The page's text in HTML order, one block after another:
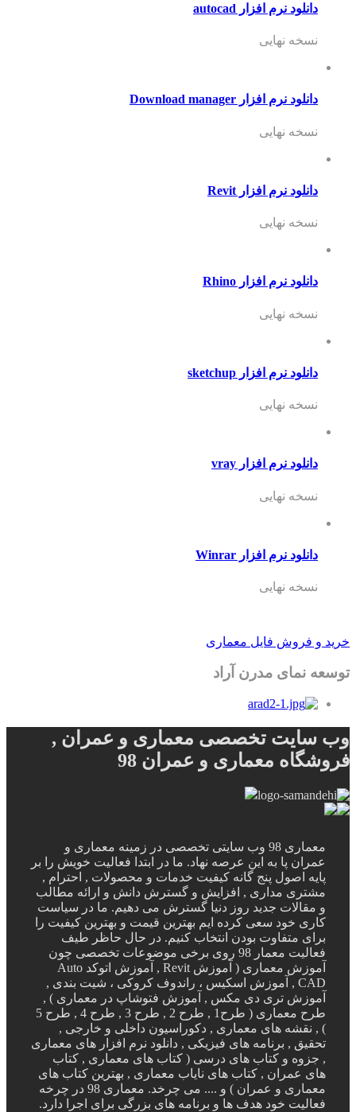
دانلود نرم افزار autocad
نسخه نهایی
دانلود نرم افزار Download manager
نسخه نهایی
دانلود نرم افزار Revit
نسخه نهایی
دانلود نرم افزار Rhino
نسخه نهایی
دانلود نرم افزار sketchup
نسخه نهایی
دانلود نرم افزار vray
نسخه نهایی
دانلود نرم افزار Winrar
نسخه نهایی
خرید و فروش فایل معماری
توسعه نمای مدرن آراد
وب سایت تخصصی معماری و عمران ,
فروشگاه معماری و عمران 98
معماری 98 وب سایتی تخصصی در زمینه معماری و
عمران پا به این عرصه نهاد. ما در ابتدا فعالیت خویش را بر
پایه اصول پنج گانه کیفیت خدمات و محصولات , احترام ,
مشتری مداری , افزایش و گسترش دانش و ارائه مطالب
و مقالات جدید روز دنیا گسترش می دهیم. ما در سیاست
کاری خود سعی کرده ایم بهترین قیمت و بهترین کیفیت را
برای متفاوت بودن انتخاب کنیم. در حال حاظر طیف
فعالیت معمار 98 روی برخی موضوعات تخصصی چون
آموزش معماری ( آموزش Revit , آموزش اتوکد Auto
CAD , آموزش اسکیس ، راندوف کروکی ، شیت بندی ,
آموزش تری دی مکس , آموزش فتوشاپ در معماری ) ,
طرح معماری ( طرح1 , طرح 2 , طرح 3 , طرح 4 , طرح 5
) , نقشه های معماری , دکوراسیون داخلی و خارجی ,
تحقیق , برنامه های فیزیکی , دانلود نرم افزار های معماری
, جزوه و کتاب های درسی ( کتاب های معماری , کتاب
های عمران , کتاب های نایاب معماری , بهترین کتاب های
معماری و عمران ) و .... می چرخد. معماری 98 در چرخه
فعالیت خود هدف ها و برنامه های بزرگی برای اجرا دارد.